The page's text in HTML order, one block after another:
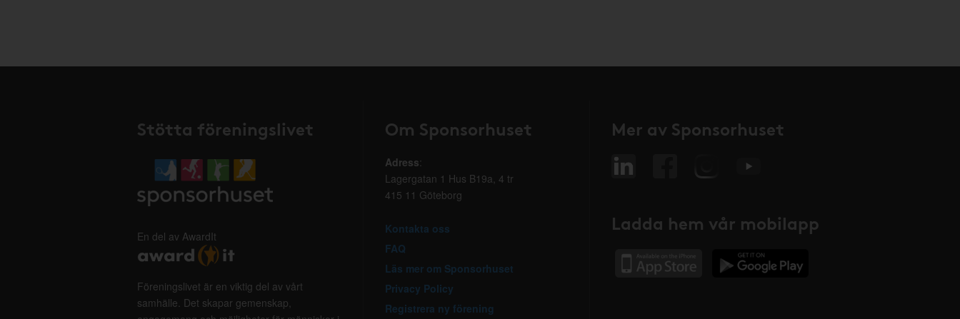
Stötta föreningslivet
En del av AwardIt
Föreningslivet är en viktig del av vårt
samhälle. Det skapar gemenskap,
Om Sponsorhuset
Adress:
Lagergatan 1 Hus B19a, 4 tr
415 11 Göteborg
Kontakta oss
FAQ
Läs mer om Sponsorhuset
Privacy Policy
Registrera ny förening
Mer av Sponsorhuset
Ladda hem vår mobilapp